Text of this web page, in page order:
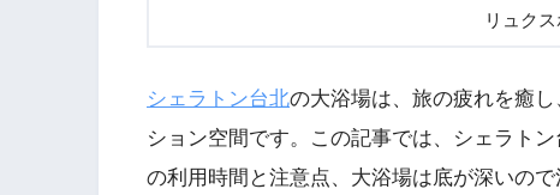
リュク
シェラトン台北の大浴場は、旅の疲れを癒
ション空間です。この記事では、シェラト
の利用時間と注意点、大浴場は底が深いの